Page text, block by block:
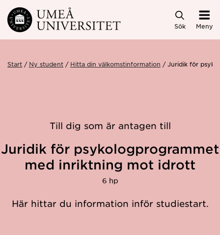
Hoppa direkt till innehållet
Sök Meny
Start Ny student Hitta din välkomstinformation Juridik för
Till dig som är antagen till
Juridik för psykologprogrammet
med inriktning mot idrott
6 hp
Här hittar du information inför studiestart.